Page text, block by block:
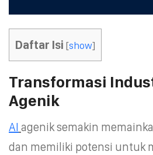
Daftar Isi [show]
Transformasi
Agenik
AI agenik semakin
dan memiliki potensi untuk